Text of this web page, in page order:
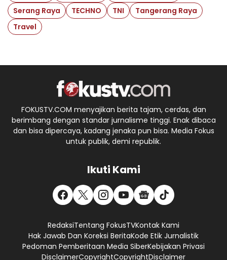
Serang Raya
TECHNO TNI
Tangerang Raya
Travel
FOKUSTV.COM menyajikan berita tajam, cerdas, dan
berimbang dengan standar jurnalisme tinggi. Enak dibaca
dan bisa dipercaya, kadang jenaka pun bisa. Media Fokus
untuk publik, demi republik.
Ikuti Kami
RedaksiTentang FokusTVKontak Kami
Hak Jawab Dan Koreksi BeritaKode Etik Jurnalistik
Pedoman Pemberitaan Media SiberKebijakan Privasi
DisclaimerCopyrightCopyrightDisclaimer